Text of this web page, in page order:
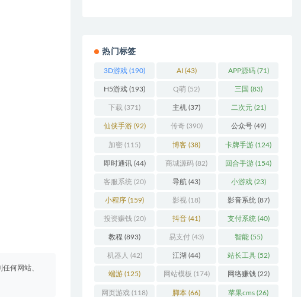
何网站、
热门标签
3D游戏 (190) AI(43) APP源码(71)
H5游戏 (193) Q萌 (52) 三国 (83)
下载 (371) 主机 (37) 二次元(21)
仙侠手游(92) 传奇(390) 公众号(49)
加密 (115) 博客 (38) 卡牌手游 (124)
即时通讯(44) 商城源码 (82) 回合手游 (154)
客服系统 (20) 导航 (43) 小游戏(23)
小程序 (159) 影视 (18) 影音系统 (87)
投资赚钱 (20) 抖音 (41) 支付系统 (40)
教程 (893) 易支付 (43) 智能(55)
机器人 (42) 江湖 (44) 站长工具(52)
端游 (125) 网站模板 (174) 网络赚钱(22)
网页游戏 (118) 脚本 (66) 苹果cms (26)